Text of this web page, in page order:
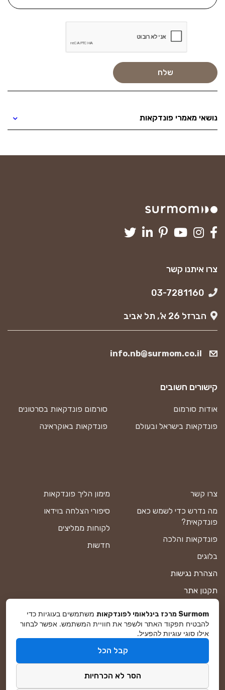
נושאי מאמרי פונדקאות
צרו איתנו קשר
הברזל 26 א’, תל אביב
info.nb@surmom.co.il
צרו קשר
מה נדרש כדי לשמש כאם
פונדקאית?
פונדקאות והלכה
בלוגים
הצהרת נגישות
תקנון אתר
מפת אתר
מימון הליך פונדקאות
סיפורי הצלחה בוידאו
לקוחות ממליצים
חדשות
קישורים חשובים
אודות סורמום
סורמום פונדקאות בסרטונים
פונדקאות בישראל ובעולם
פונדקאות באוקראינה
Surmom מרכז בינלאומי לפונדקאות
משתמשים בעוגיות כדי
להבטיח תפקוד האתר ולשפר את חוויית המשתמש. אפשר לבחור
אילו סוגי עוגיות להפעיל.
קבל הכל
הסר לא הכרחיות